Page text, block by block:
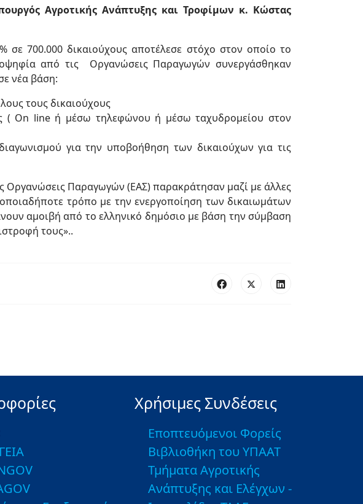
Αγροτικής Ανάπτυξης και Τροφίμων κ. Κώστας
700.000 δικαιούχους αποτέλεσε στόχο στον οποίο το
από τις Οργανώσεις Παραγωγών συνεργάσθηκαν
νέα βάση:
τους δικαιούχους
( On line ή μέσω τηλεφώνου ή μέσω ταχυδρομείου στον
για την υποβοήθηση των δικαιούχων για τις
Οργανώσεις Παραγωγών (ΕΑΣ) παρακράτησαν μαζί με άλλες
τρόπο με την ενεργοποίηση των δικαιωμάτων
αμοιβή από το ελληνικό δημόσιο με βάση την σύμβαση
τους»..
Χρήσιμες Συνδέσεις
Εποπτευόμενοι Φορείς
Βιβλιοθήκη του ΥΠΑΑΤ
Τμήματα Αγροτικής
Ανάπτυξης και Ελέγχων -